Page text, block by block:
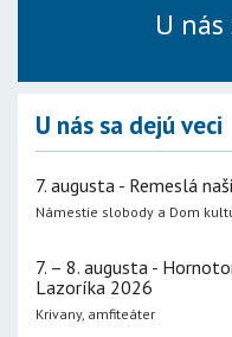
U
U nás sa dejú veci
7. augusta - Remeslá
Námestie slobody a Dom
7. – 8. augusta -
Lazoríka 2026
Krivany, amfiteáter